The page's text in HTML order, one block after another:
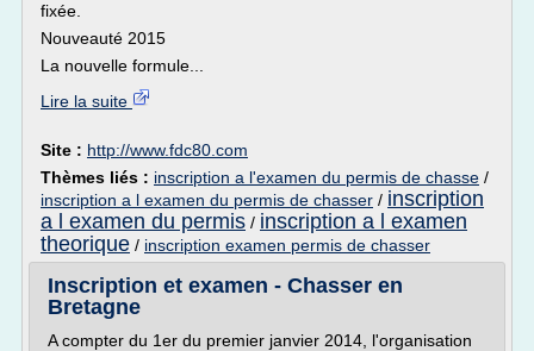
fixée.
Nouveauté 2015
La nouvelle formule...
Lire la suite
Site : http://www.fdc80.com
Thèmes liés : inscription a l'examen du permis de chasse /
inscription a l examen du permis de chasser / inscription
a l examen du permis / inscription a l examen
theorique / inscription examen permis de chasser
Inscription et examen - Chasser en
Bretagne
A compter du 1er du premier janvier 2014, l'organisation